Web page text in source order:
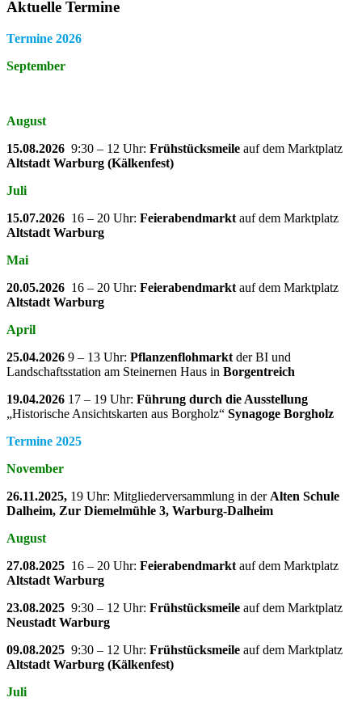
Aktuelle Termine
Termine 2026
September
August
15.08.2026 9:30 – 12 Uhr: Frühstücksmeile auf dem Marktplatz
Altstadt Warburg (Kälkenfest)
Juli
15.07.2026 16 – 20 Uhr: Feierabendmarkt auf dem Marktplatz
Altstadt Warburg
Mai
20.05.2026 16 – 20 Uhr: Feierabendmarkt auf dem Marktplatz
Altstadt Warburg
April
25.04.2026 9 – 13 Uhr: Pflanzenflohmarkt der BI und
Landschaftsstation am Steinernen Haus in Borgentreich
19.04.2026 17 – 19 Uhr: Führung durch die Ausstellung
„Historische Ansichtskarten aus Borgholz“ Synagoge Borgholz
Termine 2025
November
26.11.2025, 19 Uhr: Mitgliederversammlung in der Alten Schule
Dalheim, Zur Diemelmühle 3, Warburg-Dalheim
August
27.08.2025 16 – 20 Uhr: Feierabendmarkt auf dem Marktplatz
Altstadt Warburg
23.08.2025 9:30 – 12 Uhr: Frühstücksmeile auf dem Marktplatz
Neustadt Warburg
09.08.2025 9:30 – 12 Uhr: Frühstücksmeile auf dem Marktplatz
Altstadt Warburg (Kälkenfest)
Juli